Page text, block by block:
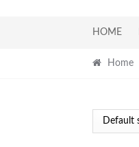
HOME
Home